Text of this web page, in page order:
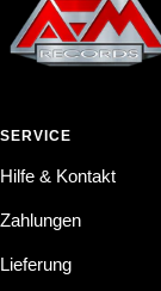
SERVICE
Hilfe & Kontakt
Zahlungen
Lieferung